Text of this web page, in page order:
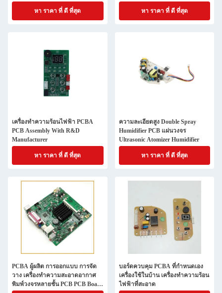
หา ราคา ที่ ดี ที่สุด
PCB Mcpcb Scheda การประกอบตัว
หา ราคา ที่ ดี ที่สุด
เครื่องทําความร้อนไฟฟ้า PCBA
PCB Assembly With R&D
Manufacturer
หา ราคา ที่ ดี ที่สุด
ความละเอียดสูง Double Spray
Humidifier PCB แผ่นวงจร
Ultrasonic Atomizer Humidifier
หา ราคา ที่ ดี ที่สุด
PCBA ผู้ผลิต การออกแบบ การจัด
วาง เครื่องทําความสะอาดอากาศ
พิมพ์วงจรหลายชั้น PCB PCB Board
บอร์ดควบคุม PCBA ที่กําหนดเอง
เครื่องใช้ในบ้าน เครื่องทําความร้อน
ไฟฟ้าที่สะอาด